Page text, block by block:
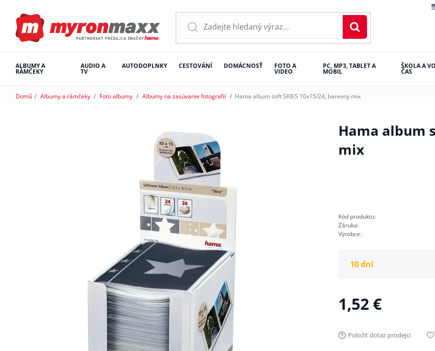
ALBUMY A
RÁMČEKY
AUDIO A
TV
AUTODOPLNKY CESTOVÁNÍ DOMÁCNOSŤ FOTO A
VIDEO
PC, MP3, TABLET A
MOBIL
ŠKOLA A
ČAS
Domů Albumy a rámčeky Foto albumy Albumy na zasúvanie fotografií Hama album soft SKIES 10x15/24, barevný mix
Hama album
mix
Kód produktu:
Záruka:
Výrobce:
10 dní
1,52 €
Položit dotaz prodejci